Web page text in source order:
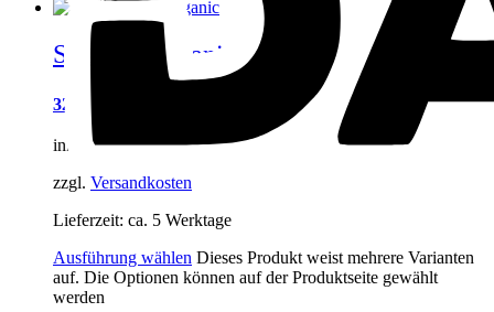
Summer Organic
32,00
inkl. MwSt.
zzgl. Versandkosten
Lieferzeit: ca. 5 Werktage
Ausführung wählen Dieses Produkt weist mehrere Varianten
auf. Die Optionen können auf der Produktseite gewählt
werden